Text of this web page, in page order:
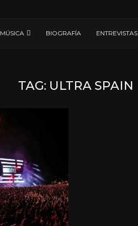
MÚSICA BIOGRAFÍA ENTREVISTAS
TAG: ULTRA SPAIN